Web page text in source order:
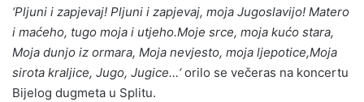
‘Pljuni i zapjevaj! Pljuni i zapjevaj, moja Jugoslavijo! Matero
i maćeho, tugo moja i utjeho.Moje srce, moja kućo stara,
Moja dunjo iz ormara, Moja nevjesto, moja ljepotice,Moja
sirota kraljice, Jugo, Jugice…‘orilo se večeras na koncertu
Bijelog dugmeta u Splitu.